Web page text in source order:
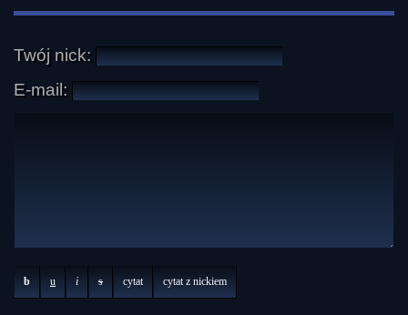
Twój nick:
E-mail:
b u i s cytat cytat z nickiem